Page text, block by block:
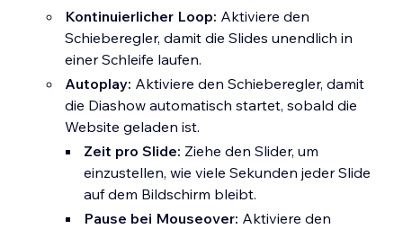
Schatten : Wende Innen- und
Außenschatten an, um dem Element
einen interessanten 3D-Effekt zu
verleihen, und lege Position, Unschärfe,
Farbe und mehr fest.
Abstand :Verschaffe deinem Content
mehr Platz, indem du einen
Innenabstand um das Element (oder
den ausgewählten Bereich) hinzufügst.
Layout :Passe die Positionen deiner
Kontinuierlicher Loop: Aktiviere den
Schieberegler, damit die Slides unendlich in
einer Schleife laufen.
Autoplay: Aktiviere den Schieberegler, damit
die Diashow automatisch startet, sobald die
Website geladen ist.
Zeit pro Slide: Ziehe den Slider, um
einzustellen, wie viele Sekunden jeder Slide
auf dem Bildschirm bleibt.
Pause bei Mouseover: Aktiviere den